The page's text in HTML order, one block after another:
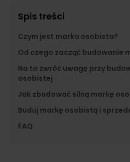
Spis treści
Czym jest marka osobista?
Od czego zacząć budowanie
Na to zwróć uwagę przy
osobistej
Jak zbudować silną markę
Buduj markę osobistą i
FAQ